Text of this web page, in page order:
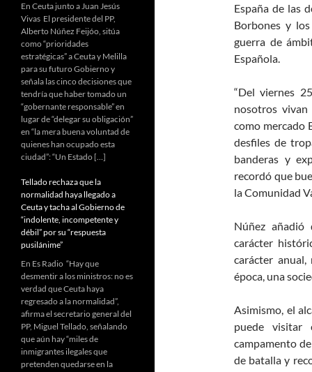
España de las
Borbones y
guerra de
Española.
“Del viernes
nosotros
como mercado
desfiles de
banderas y
recordó que
la Comunidad
Núñez añadió
carácter
carácter
época, una
Asimismo, el
puede visitar
campamento
de batalla y
En Ceuta junto a Juan Jesús
Vivas El presidente del PP,
Alberto Núñez Feijóo, sitúa
como “prioridades
estratégicas” a Ceuta y Melilla
para su futuro Gobierno y
señala las cinco decisiones que
tendría que haber tomado un
“gobernante responsable” en
lugar de “delegar su obligación”
en “la mera buena voluntad de
quienes han ocupado esta
ciudad”: “Un Estado […]
Tellado rechaza que la
normalidad haya llegado a
Ceuta y tacha al Gobierno de
“indolente, incompetente y
débil” por su “respuesta
pusilánime”
En Es Radio “Hay que
desmentir a los ministros: no es
verdad que Ceuta haya
regresado a la normalidad”,
afirma el secretario general del
PP, Miguel Tellado, señalando
que aún hay “miles de
inmigrantes ilegales que
pretenden quedarse en la